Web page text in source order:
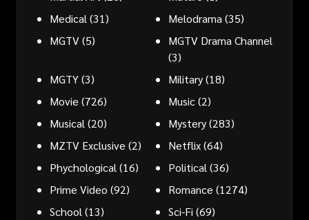
Medical(31) Melodrama(35)
MGTV(5)
MGTV Drama Channel
(3)
MGTY(3) Military(18)
Movie (726) Music(2)
Musical(20) Mystery(283)
MZTV Exclusive (2) Netflix(64)
Phychological(16) Political(36)
Prime Video (92) Romance (1274)
School(13) Sci-Fi (69)